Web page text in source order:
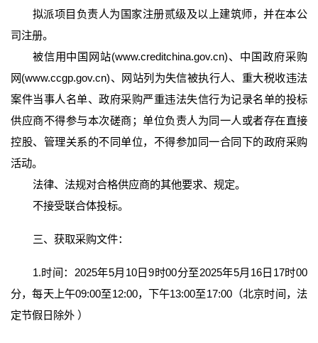
拟派项目负责人为国家注册贰级及以上建筑师，并在本公
司注册。
被信用中国网站(www.creditchina.gov.cn)、中国政府采购
网(www.ccgp.gov.cn)、网站列为失信被执行人、重大税收违法
案件当事人名单、政府采购严重违法失信行为记录名单的投标
供应商不得参与本次磋商；单位负责人为同一人或者存在直接
控股、管理关系的不同单位，不得参加同一合同下的政府采购
活动。
法律、法规对合格供应商的其他要求、规定。
不接受联合体投标。
三、获取采购文件：
1.时间：2025年5月10日9时00分至2025年5月16日17时00
分，每天上午09:00至12:00，下午13:00至17:00（北京时间，法
定节假日除外 ）